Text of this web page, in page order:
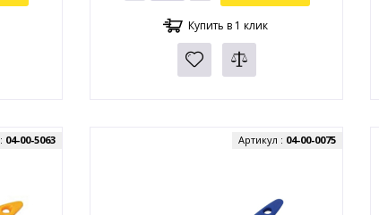
Купить в 1 клик
04-00-5063 Артикул : 04-00-0075